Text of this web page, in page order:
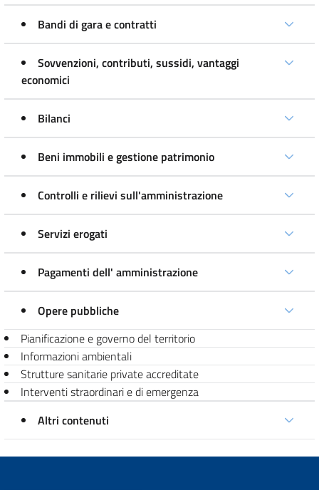
Bandi di gara e contratti
Sovvenzioni, contributi, sussidi, vantaggi
economici
Bilanci
Beni immobili e gestione patrimonio
Controlli e rilievi sull'amministrazione
Servizi erogati
Pagamenti dell' amministrazione
Opere pubbliche
Pianificazione e governo del territorio
Informazioni ambientali
Strutture sanitarie private accreditate
Interventi straordinari e di emergenza
Altri contenuti